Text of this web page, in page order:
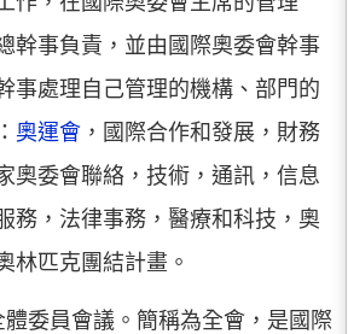
幹事負責，並由國際奧委會幹事
事處理自己管理的機構、部門的
奧運會 ，國際合作和發展，財務
奧委會聯絡，技術，通訊，信息
務，法律事務，醫療和科技，奧
林匹克團結計畫。
體委員會議。 簡稱為全會，是國際